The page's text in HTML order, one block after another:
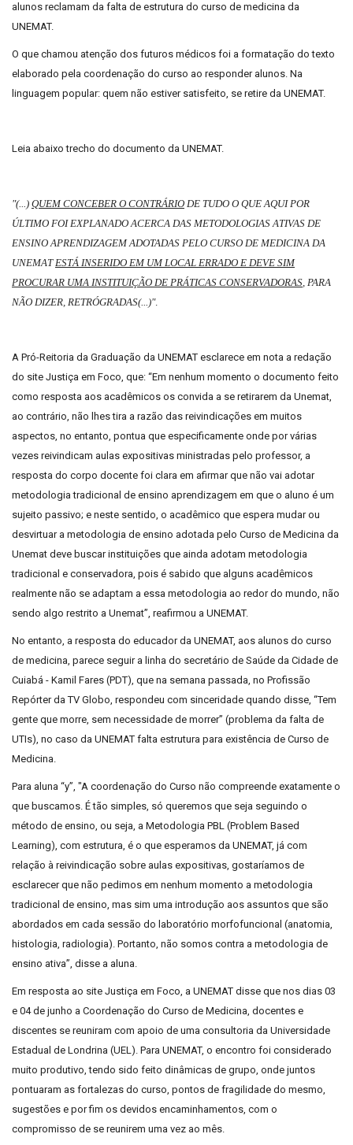
alunos reclamam da falta de estrutura do curso de medicina da
UNEMAT.
O que chamou atenção dos futuros médicos foi a formatação do texto
elaborado pela coordenação do curso ao responder alunos. Na
linguagem popular: quem não estiver satisfeito, se retire da UNEMAT.
Leia abaixo trecho do documento da UNEMAT.
"(...) QUEM CONCEBER O CONTRÁRIO DE TUDO O QUE AQUI POR
ÚLTIMO FOI EXPLANADO ACERCA DAS METODOLOGIAS ATIVAS DE
ENSINO APRENDIZAGEM ADOTADAS PELO CURSO DE MEDICINA DA
UNEMATESTÁ INSERIDO EM UM LOCAL ERRADO E DEVE SIM
PROCURAR UMA INSTITUIÇÃO DE PRÁTICAS CONSERVADORAS, PARA
NÃO DIZER, RETRÓGRADAS(...)".
A Pró-Reitoria da Graduação da UNEMAT esclarece em nota a redação
do site Justiça em Foco, que: “Em nenhum momento o documento feito
como resposta aos acadêmicos os convida a se retirarem da Unemat,
ao contrário, não lhes tira a razão das reivindicações em muitos
aspectos, no entanto, pontua que especificamente onde por várias
vezes reivindicam aulas expositivas ministradas pelo professor, a
resposta do corpo docente foi clara em afirmar que não vai adotar
metodologia tradicional de ensino aprendizagem em que o aluno é um
sujeito passivo; e neste sentido, o acadêmico que espera mudar ou
desvirtuar a metodologia de ensino adotada pelo Curso de Medicina da
Unemat deve buscar instituições que ainda adotam metodologia
tradicional e conservadora, pois é sabido que alguns acadêmicos
realmente não se adaptam a essa metodologia ao redor do mundo, não
sendo algo restrito a Unemat”, reafirmou a UNEMAT.
No entanto, a resposta do educador da UNEMAT, aos alunos do curso
de medicina, parece seguir a linha do secretário de Saúde da Cidade de
Cuiabá - Kamil Fares (PDT), que na semana passada, no Profissão
Repórter da TV Globo, respondeu com sinceridade quando disse, “Tem
gente que morre, sem necessidade de morrer” (problema da falta de
UTIs), no caso da UNEMAT falta estrutura para existência de Curso de
Medicina.
Para aluna “y”, "A coordenação do Curso não compreende exatamente o
que buscamos. É tão simples, só queremos que seja seguindo o
método de ensino, ou seja, a Metodologia PBL (Problem Based
Learning), com estrutura, é o que esperamos da UNEMAT, já com
relação à reivindicação sobre aulas expositivas, gostaríamos de
esclarecer que não pedimos em nenhum momento a metodologia
tradicional de ensino, mas sim uma introdução aos assuntos que são
abordados em cada sessão do laboratório morfofuncional (anatomia,
histologia, radiologia). Portanto, não somos contra a metodologia de
ensino ativa”, disse a aluna.
Em resposta ao site Justiça em Foco, a UNEMAT disse que nos dias 03
e 04 de junho a Coordenação do Curso de Medicina, docentes e
discentes se reuniram com apoio de uma consultoria da Universidade
Estadual de Londrina (UEL). Para UNEMAT, o encontro foi considerado
muito produtivo, tendo sido feito dinâmicas de grupo, onde juntos
pontuaram as fortalezas do curso, pontos de fragilidade do mesmo,
sugestões e por fim os devidos encaminhamentos, com o
compromisso de se reunirem uma vez ao mês.